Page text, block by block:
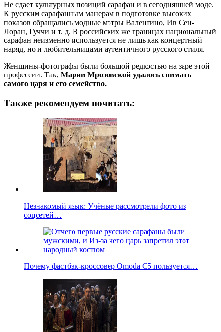
Не сдает культурных позиций сарафан и в сегодняшней моде.
К русским сарафанным манерам в подготовке высоких
показов обращались модные мэтры Валентино, Ив Сен-
Лоран, Гуччи и т. д. В российских же границах национальный
сарафан неизменно используется не лишь как концертный
наряд, но и любительницами аутентичного русского стиля.
Женщины-фотографы были большой редкостью на заре этой
профессии. Так, Марии Мрозовской удалось снимать
самого царя и его семейство.
Также рекомендуем почитать:
Незнакомый язык: Учёные рассмотрели фото из
соцсетей…
Почему фастбэк-кроссовер Omoda C5 пользуется…